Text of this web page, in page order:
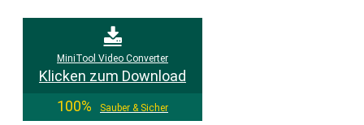
MiniTool Video Converter
Klicken zum Download
100%
Sauber & Sicher